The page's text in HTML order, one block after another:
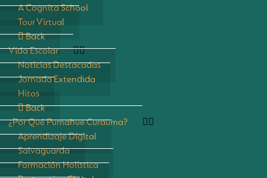
A Cognita School
Tour Virtual
Back
Vida Escolar
Noticias Destacadas
Jornada Extendida
Hitos
Back
¿Por Qué Pumahue Curauma?
Aprendizaje Digital
Salvaguarda
Formación Holística